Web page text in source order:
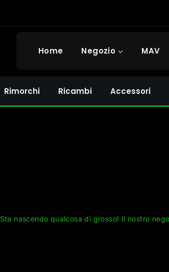
Home Negozio MAV
Rimorchi Ricambi Accessori
Sta nascendo qualcosa di grosso! Il nostro